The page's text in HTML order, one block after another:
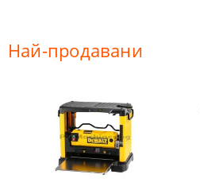
Най-продавани